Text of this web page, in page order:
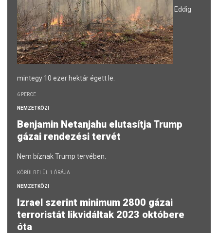
Eddig
mintegy 10 ezer hektár égett le.
6 PERCE
NEMZETKÖZI
Benjamin Netanjahu elutasítja Trump
gázai rendezési tervét
Nem bíznak Trump tervében.
KÖRÜLBELÜL 1 ÓRÁJA
NEMZETKÖZI
Izrael szerint minimum 2800 gázai
terroristát likvidáltak 2023 októbere
óta